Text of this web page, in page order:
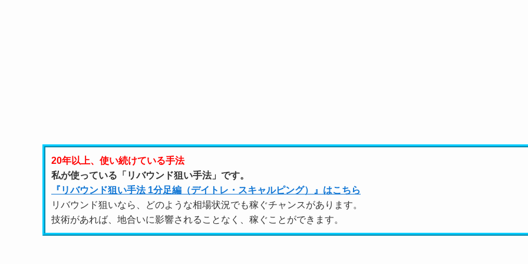
20年以上、使い続けている手法
私が使っている「リバウンド狙い手法」です。
『リバウンド狙い手法 1分足編（デイトレ・スキャルピング）』はこちら
リバウンド狙いなら、どのような相場状況でも稼ぐチャンスがあります。
技術があれば、地合いに影響されることなく、稼ぐことができます。